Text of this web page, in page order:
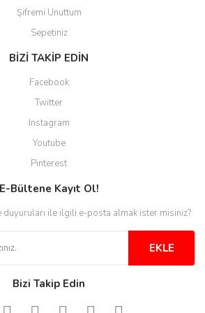
Şifremi Unuttum
Sepetiniz
BİZİ TAKİP EDİN
Facebook
Twitter
Instagram
Youtube
Pinterest
E-Bültene Kayıt Ol!
duyuruları ile ilgili e-posta almak ister misiniz?
EKLE
Bizi Takip Edin